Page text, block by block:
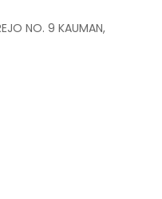
NO. 9 KAUMAN,